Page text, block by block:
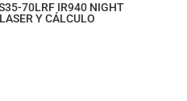
70LRF IR940 NIGHT
Y CÁLCULO